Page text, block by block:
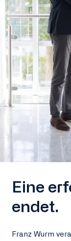
Eine
endet.
Franz Wurm